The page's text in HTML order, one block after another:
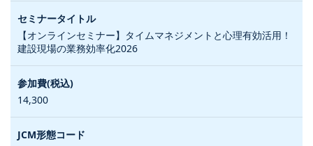
【オンラインセミナー】タイムマネジメントと心理有効活用！
建設現場の業務効率化2026
14,300